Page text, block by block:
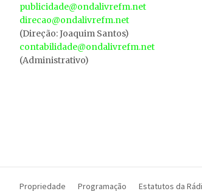
publicidade@ondalivrefm.net
direcao@ondalivrefm.net
(Direção: Joaquim Santos)
contabilidade@ondalivrefm.net
(Administrativo)
Propriedade Programação Estatutos da